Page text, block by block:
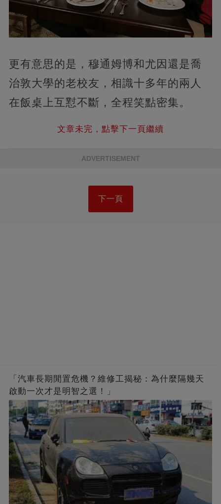
更有意思的是，穆通姆博和尤因還是喬
治敦大學的老校友，相識十多年的兩人
在飯桌上互懟不斷，全程笑點密集。
文章未完，點擊下一頁繼續
ADVERTISEMENT
下一頁
「汽車長期閒置危機？維修工揭秘：為什麼隔幾天
啟動一次才是明智之選！」